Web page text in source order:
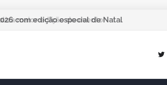
maior edição do evento